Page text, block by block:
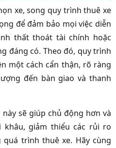
xe, song quy trình thuê xe
để đảm bảo mọi việc diễn
thất thoát tài chính hoặc
đáng có. Theo đó, quy trình
một cách cẩn thận, rõ ràng
đến bàn giao và thanh
sẽ giúp chủ động hơn và
giảm thiểu các rủi ro
trình thuê xe. Hãy cùng